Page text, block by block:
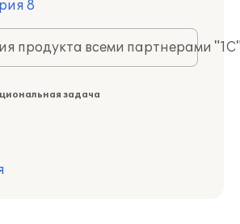
8
продукта всеми партнерами
задача